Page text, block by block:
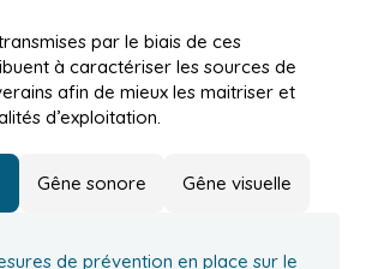
par le biais de ces
à caractériser les sources de
afin de mieux les maitriser et
d’exploitation.
Gêne sonore Gêne visuelle
de prévention en place sur le